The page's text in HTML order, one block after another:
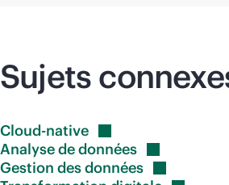
Sujets
Cloud-native
Analyse dedonnées
Gestion desdonnées